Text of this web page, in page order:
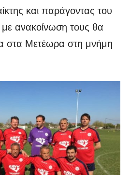
και παράγοντας του
ανακοίνωση τους θα
στα Μετέωρα στη μνήμη